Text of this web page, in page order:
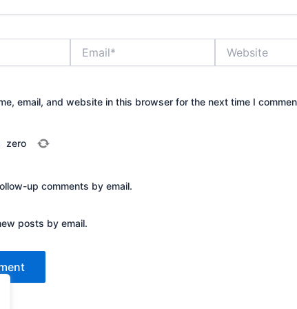
email, and website in this browser for the next time I
zero
up comments by email.
posts by email.